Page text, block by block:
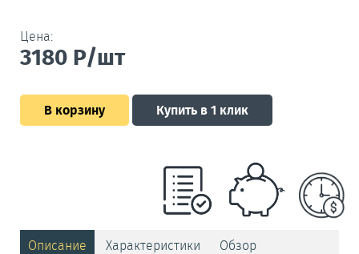
Цена:
3180 Р/шт
В корзину Купить в 1 клик
Описание Характеристики Обзор